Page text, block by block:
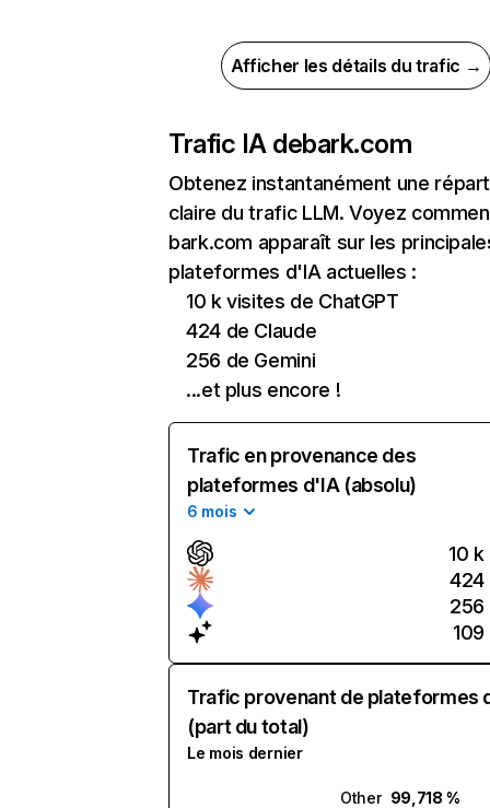
Afficher les détails du trafic →
Trafic IA debark.com
Obtenez instantanément une
claire du trafic LLM. Voyez
bark.com apparaît sur les
plateformes d'IA actuelles :
10 k visites de ChatGPT
424 de Claude
256 de Gemini
...et plus encore !
Trafic en provenance des
plateformes d'IA (absolu)
6 mois
10 k
424
256
109
Trafic provenant de plateformes
(part du total)
Le mois dernier
Other 99,718 %